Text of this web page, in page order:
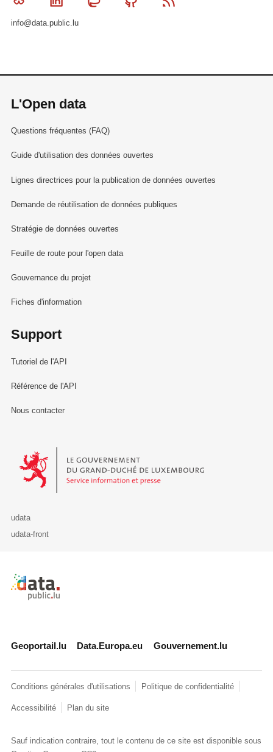
info@data.public.lu
L'Open data
Questions fréquentes (FAQ)
Guide d'utilisation des données ouvertes
Lignes directrices pour la publication de données ouvertes
Demande de réutilisation de données publiques
Stratégie de données ouvertes
Feuille de route pour l'open data
Gouvernance du projet
Fiches d'information
Support
Tutoriel de l'API
Référence de l'API
Nous contacter
Le Gouvernement du Grand-Duché de Luxembourg - Service
udata
udata-front
Retour à l'accueil de data.public.lu
Geoportail.lu Data.Europa.eu Gouvernement.lu
Conditions générales d'utilisations Politique de confidentialité
Accessibilité Plan du site
Sauf indication contraire, tout le contenu de ce site est disponible sous